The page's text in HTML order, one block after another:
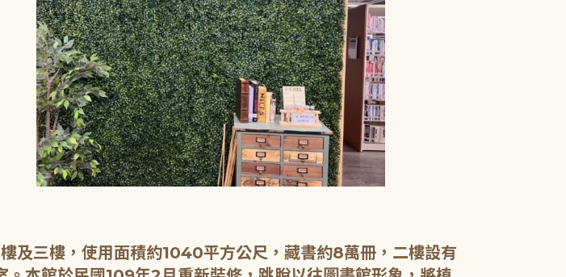
及三樓，使用面積約1040平方公尺，藏書約8萬冊，二樓設有